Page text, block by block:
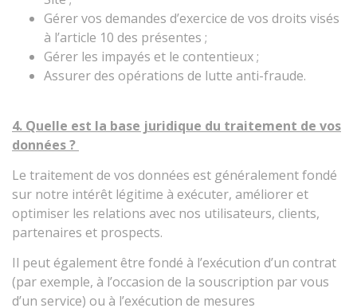
Gérer vos demandes d’exercice de vos droits visés
à l’article 10 des présentes ;
Gérer les impayés et le contentieux ;
Assurer des opérations de lutte anti-fraude.
4. Quelle est la base juridique du traitement de vos
données ?
Le traitement de vos données est généralement fondé
sur notre intérêt légitime à exécuter, améliorer et
optimiser les relations avec nos utilisateurs, clients,
partenaires et prospects.
Il peut également être fondé à l’exécution d’un contrat
(par exemple, à l’occasion de la souscription par vous
d’un service) ou à l’exécution de mesures